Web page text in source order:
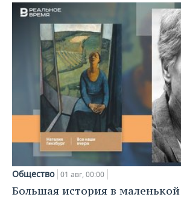
Общество 01 авг, 00:00
Большая история в